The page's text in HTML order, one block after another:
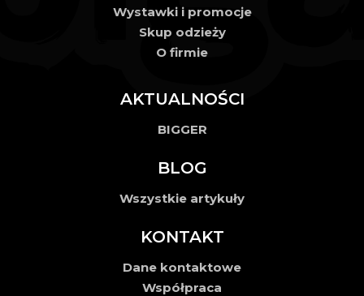
Wystawki i promocje
Skup odzieży
O firmie
AKTUALNOŚCI
BIGGER
BLOG
Wszystkie artykuły
KONTAKT
Dane kontaktowe
Współpraca